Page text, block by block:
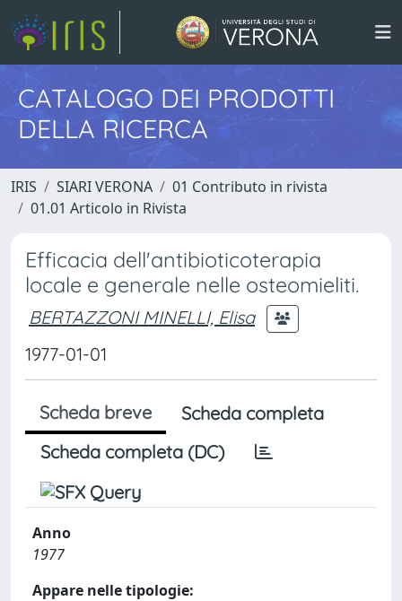
CATALOGO DEI PRODOTTI
DELLA RICERCA
IRIS SIARI VERONA
01 Contributo in rivista
01.01 Articolo in Rivista
Efficacia dell'antibioticoterapia
locale e generale nelle osteomieliti.
BERTAZZONI MINELLI, Elisa
1977-01-01
Scheda breve
Scheda completa
Scheda completa (DC)
Anno
1977
Appare nelle tipologie: